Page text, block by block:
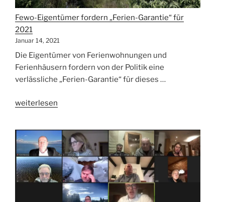
Fewo-Eigentümer fordern „Ferien-Garantie“ für
2021
Januar 14, 2021
Die Eigentümer von Ferienwohnungen und
Ferienhäusern fordern von der Politik eine
verlässliche „Ferien-Garantie“ für dieses …
„Fewo-
„Ferien-
Garantie“
für
2021“
weiterlesen